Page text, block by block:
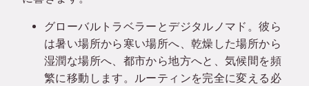
グローバルトラベラーとデジタルノマド。彼ら
は暑い場所から寒い場所へ、乾燥した場所から
湿潤な場所へ、都市から地方へと、気候間を頻
繁に移動します。ルーティンを完全に変える必